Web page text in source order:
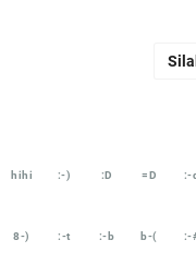
hihi :-) :D =D :-d
8-) :-t :-b b-( :-